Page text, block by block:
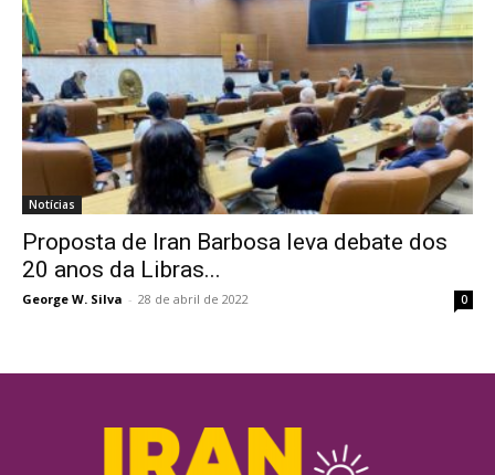
Notícias
Proposta de Iran Barbosa leva debate dos
20 anos da Libras...
George W. Silva - 28 de abril de 2022 0